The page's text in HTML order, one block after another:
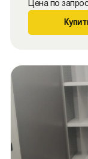
Цена по